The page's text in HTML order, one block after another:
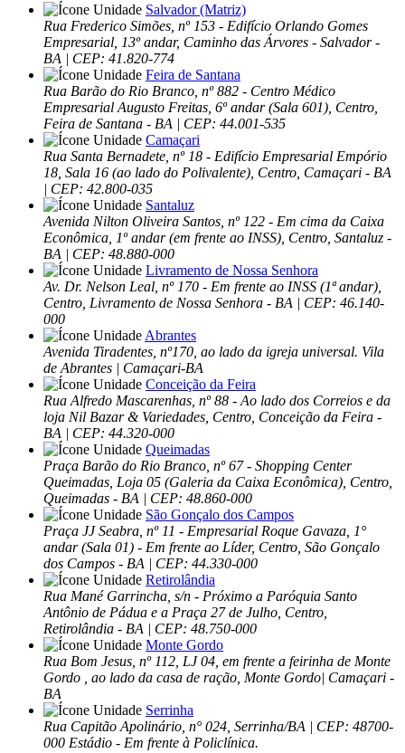
Salvador (Matriz)
Rua Frederico Simões, nº 153 - Edifício Orlando Gomes
Empresarial, 13º andar, Caminho das Árvores - Salvador -
BA | CEP: 41.820-774
Feira de Santana
Rua Barão do Rio Branco, nº 882 - Centro Médico
Empresarial Augusto Freitas, 6º andar (Sala 601), Centro,
Feira de Santana - BA | CEP: 44.001-535
Camaçari
Rua Santa Bernadete, nº 18 - Edifício Empresarial Empório
18, Sala 16 (ao lado do Polivalente), Centro, Camaçari - BA
| CEP: 42.800-035
Santaluz
Avenida Nilton Oliveira Santos, nº 122 - Em cima da Caixa
Econômica, 1º andar (em frente ao INSS), Centro, Santaluz -
BA | CEP: 48.880-000
Livramento de Nossa Senhora
Av. Dr. Nelson Leal, nº 170 - Em frente ao INSS (1ª andar),
Centro, Livramento de Nossa Senhora - BA | CEP: 46.140-
000
Abrantes
Avenida Tiradentes, nº170, ao lado da igreja universal. Vila
de Abrantes | Camaçari-BA
Conceição da Feira
Rua Alfredo Mascarenhas, nº 88 - Ao lado dos Correios e da
loja Nil Bazar & Variedades, Centro, Conceição da Feira -
BA | CEP: 44.320-000
Queimadas
Praça Barão do Rio Branco, nº 67 - Shopping Center
Queimadas, Loja 05 (Galeria da Caixa Econômica), Centro,
Queimadas - BA | CEP: 48.860-000
São Gonçalo dos Campos
Praça JJ Seabra, nº 11 - Empresarial Roque Gavaza, 1°
andar (Sala 01) - Em frente ao Líder, Centro, São Gonçalo
dos Campos - BA | CEP: 44.330-000
Retirolândia
Rua Mané Garrincha, s/n - Próximo a Paróquia Santo
Antônio de Pádua e a Praça 27 de Julho, Centro,
Retirolândia - BA | CEP: 48.750-000
Monte Gordo
Rua Bom Jesus, nº 112, LJ 04, em frente a feirinha de Monte
Gordo , ao lado da casa de ração, Monte Gordo| Camaçari -
BA
Serrinha
Rua Capitão Apolinário, n° 024, Serrinha/BA | CEP: 48700-
000 Estádio - Em frente à Policlínica.